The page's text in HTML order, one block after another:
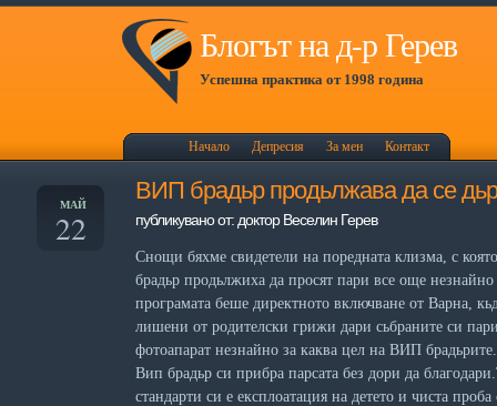
Блогът на д-р Герев
Успешна практика от 1998 година
Начало Депресия За мен Контакт
МАЙ
22
ВИП брадьр продьлжава да се
публикувано от: доктор Веселин Герев
Снощи бяхме свидетели на поредната клизма, с
брадьр продьлжиха да просят пари все още незнайно
програмата беше директното включване от Варна,
лишени от родителски грижи дари сьбраните си
фотоапарат незнайно за каква цел на ВИП
Вип брадьр си прибра парсата без дори да
стандарти си е експлоатация на детето и чиста